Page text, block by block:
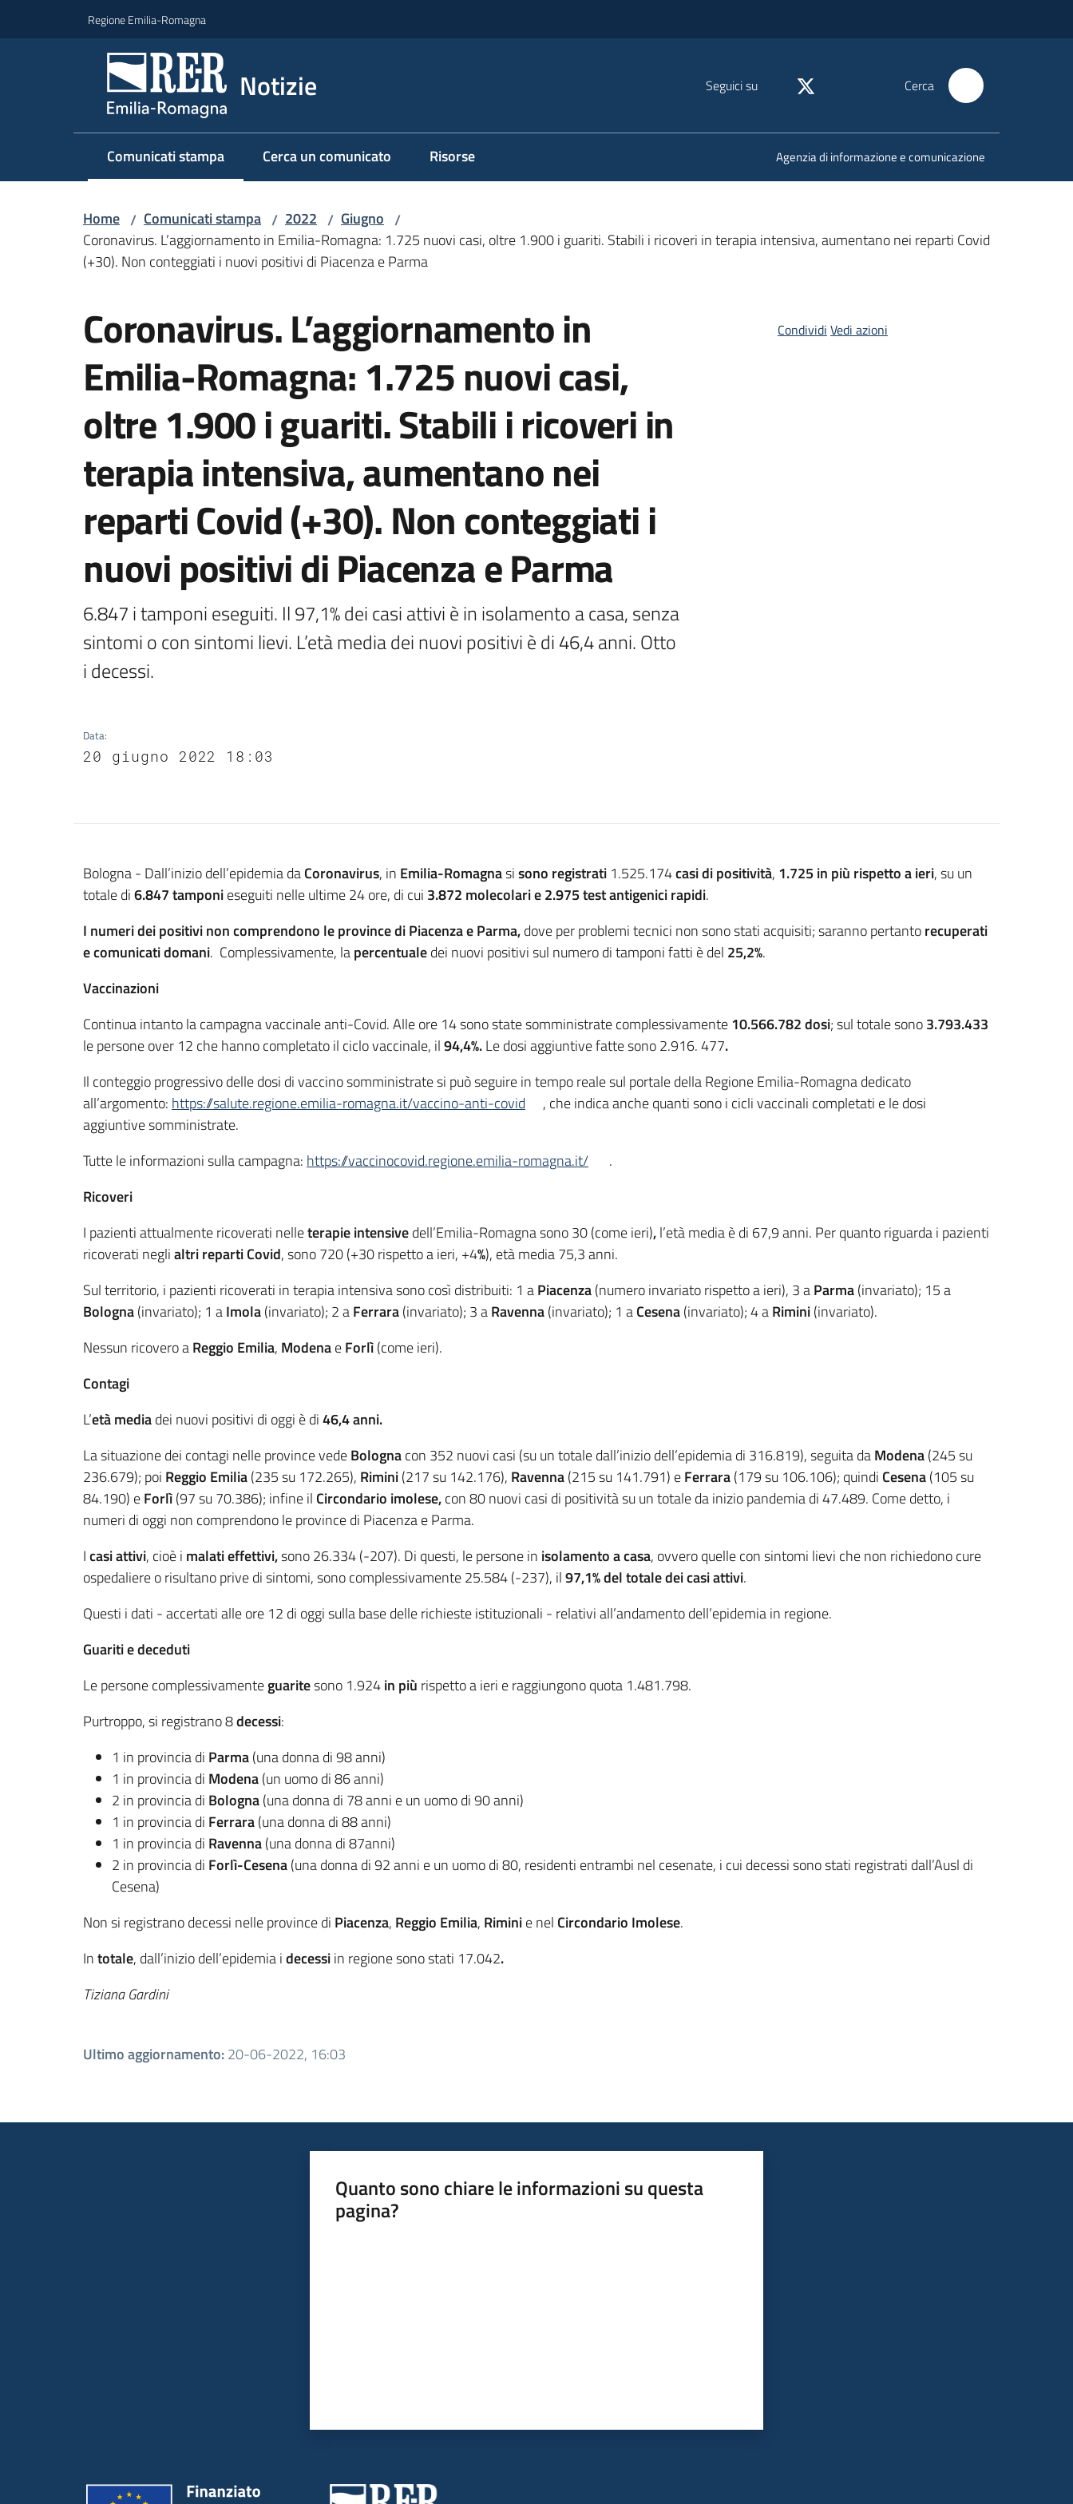
Regione Emilia-Romagna
Notizie Seguici su Cerca
Comunicati stampa
Menu selezionato Cerca un comunicato Risorse Agenzia di informazione e comunicazione
Home / Comunicati stampa / 2022 / Giugno /
Coronavirus. L’aggiornamento in Emilia-Romagna: 1.725 nuovi casi, oltre 1.900 i guariti. Stabili i ricoveri in terapia intensiva, aumentano nei reparti Covid
(+30). Non conteggiati i nuovi positivi di Piacenza e Parma
Coronavirus. L’aggiornamento in
Emilia-Romagna: 1.725 nuovi casi,
oltre 1.900 i guariti. Stabili i ricoveri in
terapia intensiva, aumentano nei
reparti Covid (+30). Non conteggiati i
nuovi positivi di Piacenza e Parma
6.847 i tamponi eseguiti. Il 97,1% dei casi attivi è in isolamento a casa, senza
sintomi o con sintomi lievi. L’età media dei nuovi positivi è di 46,4 anni. Otto
i decessi.
Data:
20 giugno 2022 18:03
Condividi Vedi azioni
Contenuto
Bologna - Dall’inizio dell’epidemia daCoronavirus, in Emilia-Romagnasisono registrati 1.525.174casidi positività, 1.725 in più rispetto a ieri, su un
totale di6.847 tamponieseguiti nelle ultime 24 ore, di cui 3.872 molecolari e 2.975 test antigenici rapidi.
I numeri dei positivi non comprendono le province di Piacenza e Parma,dove per problemi tecnici non sono stati acquisiti; saranno pertantorecuperati
e comunicati domani. Complessivamente, lapercentualedei nuovi positivi sul numero di tamponi fatti è del 25,2%.
Vaccinazioni
Continua intanto la campagna vaccinale anti-Covid. Alle ore 14 sono state somministrate complessivamente10.566.782 dosi; sul totale sono3.793.433
le persone over 12 che hanno completato il ciclo vaccinale, il94,4%.Le dosi aggiuntive fatte sono 2.916. 477.
Il conteggio progressivo delle dosi di vaccino somministrate si può seguire in tempo reale sul portale della Regione Emilia-Romagna dedicato
all’argomento: https://salute.regione.emilia-romagna.it/vaccino-anti-covid
, che indica anche quanti sono i cicli vaccinali completati e le dosi
aggiuntive somministrate.
Tutte le informazioni sulla campagna: https://vaccinocovid.regione.emilia-romagna.it/
.
Ricoveri
I pazienti attualmente ricoverati nelleterapie intensivedell’Emilia-Romagna sono 30 (come ieri),l’età media è di 67,9 anni. Per quanto riguarda i pazienti
ricoverati neglialtri reparti Covid, sono 720 (+30 rispetto a ieri, +4%), età media 75,3 anni.
Sul territorio, i pazienti ricoverati in terapia intensiva sono così distribuiti: 1 aPiacenza(numero invariato rispetto a ieri), 3 aParma(invariato); 15 a
Bologna(invariato); 1 aImola(invariato); 2 aFerrara(invariato); 3 aRavenna(invariato); 1 aCesena(invariato); 4 aRimini(invariato).
Nessun ricovero aReggio Emilia, ModenaeForlì(come ieri).
Contagi
L’età mediadei nuovi positivi di oggi è di46,4 anni.
La situazione dei contagi nelle province vedeBolognacon 352 nuovi casi (su un totale dall’inizio dell’epidemia di 316.819), seguita daModena(245 su
236.679); poi Reggio Emilia(235 su 172.265), Rimini(217 su 142.176), Ravenna(215 su 141.791) eFerrara(179 su 106.106); quindi Cesena(105 su
84.190) eForlì(97 su 70.386); infine il Circondario imolese,con 80 nuovi casi di positività su un totale da inizio pandemia di 47.489. Come detto, i
numeri di oggi non comprendono le province di Piacenza e Parma.
Icasi attivi, cioè i malati effettivi,sono 26.334 (-207). Di questi, le persone in isolamento a casa, ovvero quelle con sintomi lievi che non richiedono cure
ospedaliere o risultano prive di sintomi, sono complessivamente 25.584 (-237), il97,1% del totale dei casi attivi.
Questi i dati - accertati alle ore 12 di oggi sulla base delle richieste istituzionali - relativi all’andamento dell’epidemia in regione.
Guariti e deceduti
Le persone complessivamenteguaritesono 1.924in più rispetto a ieri e raggiungono quota 1.481.798.
Purtroppo, si registrano 8decessi:
1 in provincia di Parma(una donna di 98 anni)
1 in provincia di Modena(un uomo di 86 anni)
2 in provincia di Bologna(una donna di 78 anni e un uomo di 90 anni)
1 in provincia di Ferrara(una donna di 88 anni)
1 in provincia di Ravenna(una donna di 87anni)
2 in provincia di Forlì-Cesena(una donna di 92 anni e un uomo di 80, residenti entrambi nel cesenate, i cui decessi sono stati registrati dall’Ausl di
Cesena)
Non si registrano decessi nelle province di Piacenza, Reggio Emilia, Riminie nel Circondario Imolese.
Intotale, dall’inizio dell’epidemia idecessiin regione sono stati 17.042.
Tiziana Gardini
Ultimo aggiornamento:20-06-2022, 16:03
Quanto sono chiare le informazioni su questa
pagina?